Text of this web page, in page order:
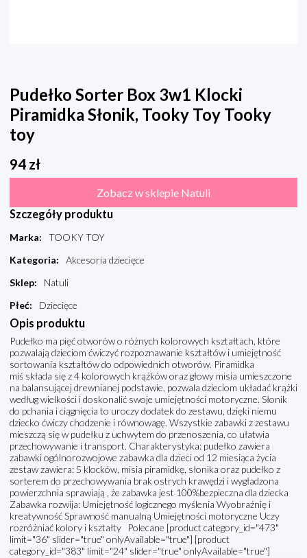
Pudełko Sorter Box 3w1 Klocki
Piramidka Słonik, Tooky Toy Tooky
toy
94 zł
Zobacz w sklepie Natuli
Szczegóły produktu
Marka:
TOOKY TOY
Kategoria:
Akcesoria dziecięce
Sklep:
Natuli
Płeć: Dziecięce
Opis produktu
Pudełko ma pięć otworów o różnych kolorowych kształtach, które
pozwalają dzieciom ćwiczyć rozpoznawanie kształtów i umiejętność
sortowania kształtów do odpowiednich otworów. Piramidka
miś składa się z 4 kolorowych krążków oraz głowy misia umieszczone
na balansującej drewnianej podstawie, pozwala dzieciom układać krążki
według wielkości i doskonalić swoje umiejętności motoryczne. Słonik
do pchania i ciągnięcia to uroczy dodatek do zestawu, dzięki niemu
dziecko ćwiczy chodzenie i równowagę. Wszystkie zabawki z zestawu
mieszczą się w pudełku z uchwytem do przenoszenia, co ułatwia
przechowywanie i transport. Charakterystyka: pudełko zawiera
zabawki ogólnorozwojowe zabawka dla dzieci od 12 miesiąca życia
zestaw zawiera: 5 klocków, misia piramidkę, słonika oraz pudełko z
sorterem do przechowywania brak ostrych krawędzi i wygładzona
powierzchnia sprawiają , że zabawka jest 100%bezpieczna dla dziecka
Zabawka rozwija: Umiejętność logicznego myślenia Wyobraźnię i
kreatywność Sprawność manualną Umiejętności motoryczne Uczy
rozróżniać kolory i kształty Polecane [product category_id="473"
limit="36" slider="true" onlyAvailable="true"] [product
category_id="383" limit="24" slider="true" onlyAvailable="true"]